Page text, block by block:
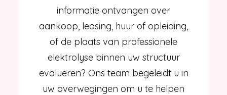
informatie ontvangen over
aankoop, leasing, huur of opleiding,
of de plaats van professionele
elektrolyse binnen uw structuur
evalueren? Ons team begeleidt u in
uw overwegingen om u te helpen